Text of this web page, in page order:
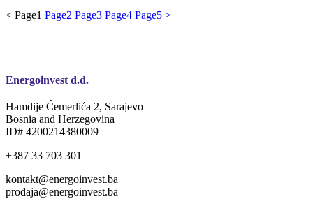
< Page1 Page2 Page3 Page4 Page5 >
Energoinvest d.d.
Hamdije Ćemerlića 2, Sarajevo
Bosnia and Herzegovina
ID# 4200214380009
+387 33 703 301
kontakt@energoinvest.ba
prodaja@energoinvest.ba